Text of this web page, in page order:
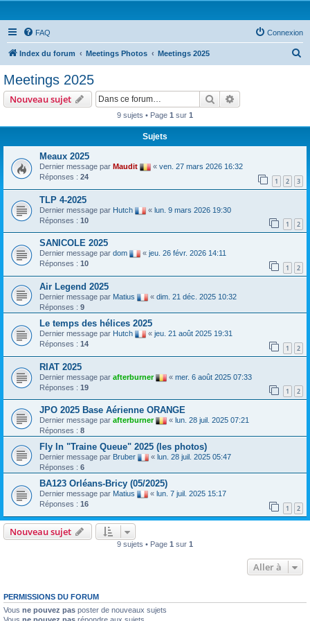
FAQ Connexion
Index du forum Meetings Photos Meetings 2025
e
Meetings 2025
Nouveau sujet Rechercher
9 sujets • Page 1 sur 1
Sujets
Meaux 2025
Dernier message par Maudit « ven. 27 mars 2026 16:32
Réponses : 24 1 2 3
TLP 4-2025
Dernier message par Hutch « lun. 9 mars 2026 19:30
Réponses : 10 1 2
SANICOLE 2025
Dernier message par dom « jeu. 26 févr. 2026 14:11
Réponses : 10 1 2
Air Legend 2025
Dernier message par Matius « dim. 21 déc. 2025 10:32
Réponses : 9
Le temps des hélices 2025
Dernier message par Hutch « jeu. 21 août 2025 19:31
Réponses : 14 1 2
RIAT 2025
Dernier message par afterburner « mer. 6 août 2025 07:33
Réponses : 19 1 2
JPO 2025 Base Aérienne ORANGE
Dernier message par afterburner « lun. 28 juil. 2025 07:21
Réponses : 8
Fly In "Traine Queue" 2025 (les photos)
Dernier message par Bruber « lun. 28 juil. 2025 05:47
Réponses : 6
BA123 Orléans-Bricy (05/2025)
Dernier message par Matius « lun. 7 juil. 2025 15:17
Réponses : 16 1 2
Nouveau sujet
9 sujets • Page 1 sur 1
Aller à
PERMISSIONS DU FORUM
Vous ne pouvez pas poster de nouveaux sujets